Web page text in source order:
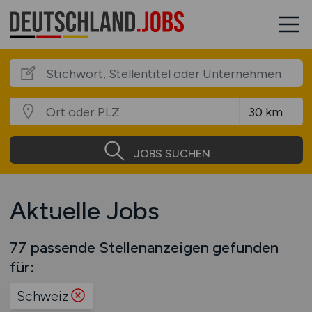
JOBS SUCHEN
Aktuelle Jobs
77 passende Stellenanzeigen gefunden
für:
Schweiz